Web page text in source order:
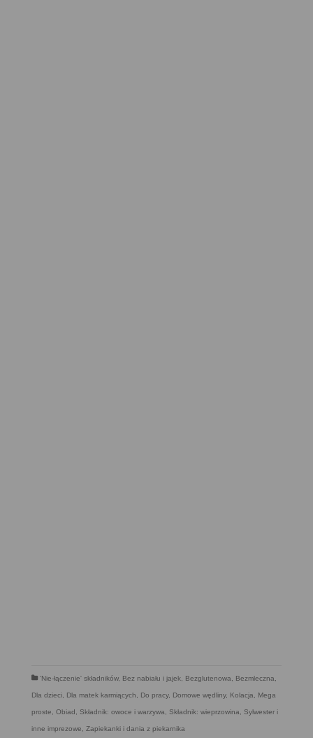
'Nie-łączenie' składników, Bez nabiału i jajek, Bezglutenowa, Bezmleczna,
Dla dzieci, Dla matek karmiących, Do pracy, Domowe wędliny, Kolacja, Mega
proste, Obiad , Składnik: owoce i warzywa, Składnik: wieprzowina, Sylwester i
inne imprezowe, Zapiekanki i dania z piekarnika